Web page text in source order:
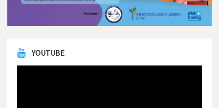
YOUTUBE